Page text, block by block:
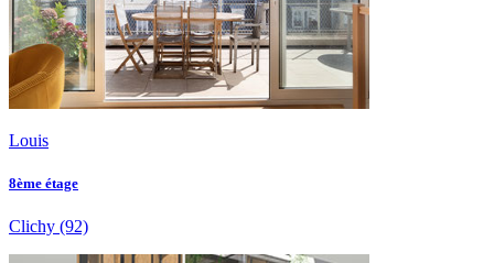
Louis
8ème étage
Clichy (92)